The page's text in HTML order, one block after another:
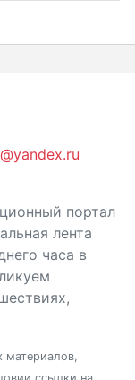
портал
лента
часа в
материалов,